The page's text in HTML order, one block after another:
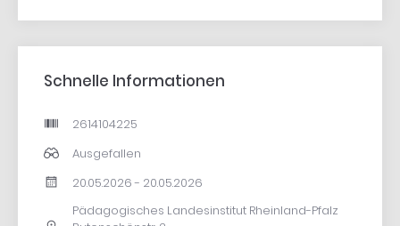
Schnelle Informationen
2614104225
Ausgefallen
20.05.2026 - 20.05.2026
Pädagogisches Landesinstitut Rheinland-Pfalz